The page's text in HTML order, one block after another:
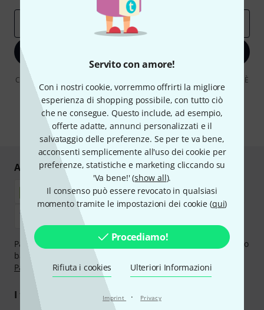
Servito con amore!
Con i nostri cookie, vorremmo offrirti la migliore
esperienza di shopping possibile, con tutto ciò
che ne consegue. Questo include, ad esempio,
offerte adatte, annunci personalizzati e il
salvataggio delle preferenze. Se per te va bene,
acconsenti semplicemente all'uso dei cookie per
preferenze, statistiche e marketing cliccando su
'Va bene!' (show all).
Il consenso può essere revocato in qualsiasi
momento tramite le impostazioni dei cookie (qui)
Procediamo!
Rifiuta i cookies Ulteriori Informazioni
Imprint · Privacy
Cliccando su "Iscriviti ora", lei accetta di ricevere pubblicità via e-mail. È
possibile annullare l'iscrizione in qualsiasi momento. Può trovare
ulteriori informazioni sulla newsletter nelle nostre linee guida per la
protezione dei dati
data protection guideline
* Richiesto
Acquisti e pagamenti sicuri
Paga in tutta sicurezza con Contanti alla consegna, Bonifico
bancario, PayPal, Amazon Pay,
Paga in 3 rateoppure Carta di credito.
I tuoi vantaggi